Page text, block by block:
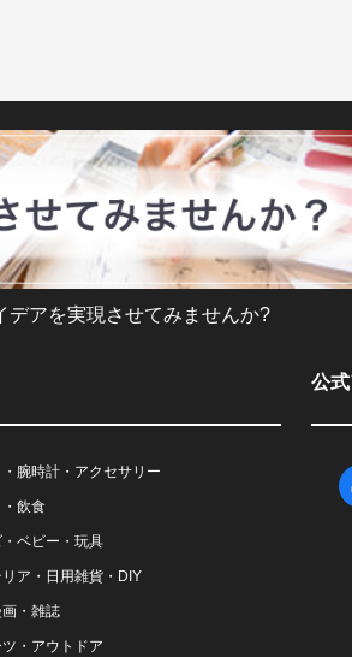
デアを実現させてみませんか?
腕時計・アクセサリー
飲食
ベビー・玩具
リア・日用雑貨・DIY
・雑誌
ツ・アウトドア
公